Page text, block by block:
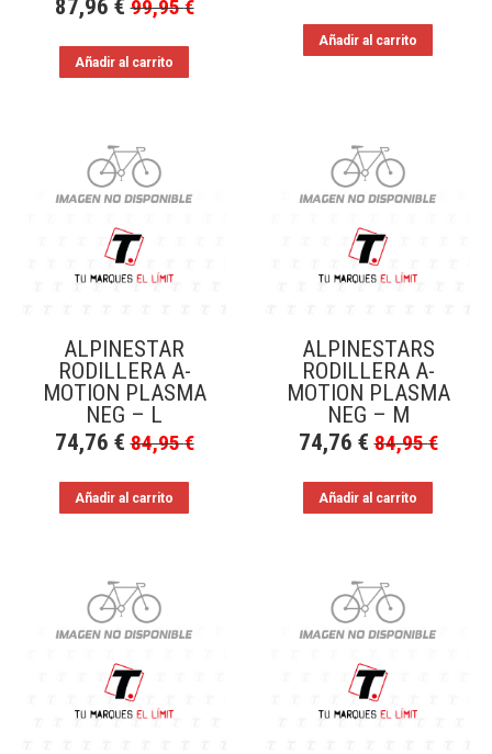
87,96 € 99,95€
Añadir al carrito
Añadir al carrito
ALPINESTAR
RODILLERA A-
MOTION PLASMA
NEG – L
74,76 € 84,95€
Añadir al carrito
ALPINESTARS
RODILLERA A-
MOTION PLASMA
NEG – M
74,76 € 84,95€
Añadir al carrito